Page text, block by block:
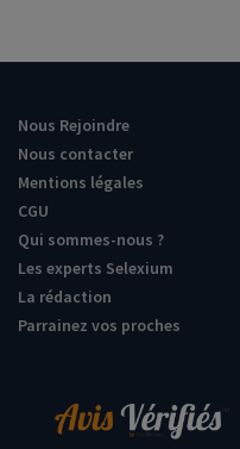
Nous Rejoindre
Nous contacter
Mentions légales
CGU
Qui sommes-nous ?
Les experts Selexium
La rédaction
Parrainez vos proches